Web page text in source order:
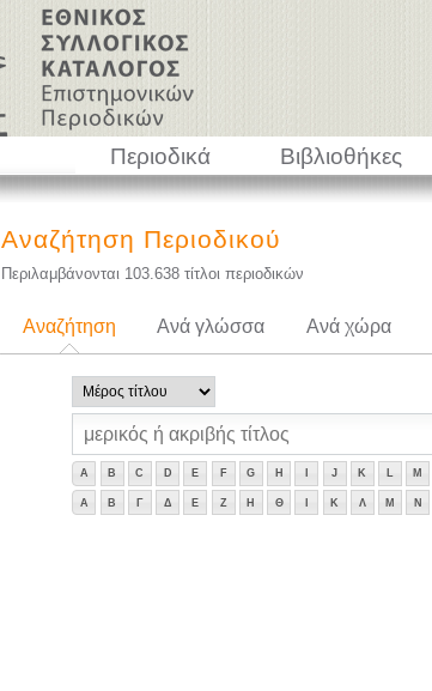
Περιοδικά Βιβλιοθήκες
Αναζήτηση Περιοδικού
Περιλαμβάνονται 103.638 τίτλοι περιοδικών
Αναζήτηση Ανά γλώσσα Ανά χώρα
A B C D E F G H J K L M
Α Β Γ Δ Ε Ζ Η Θ Κ Λ Μ Ν